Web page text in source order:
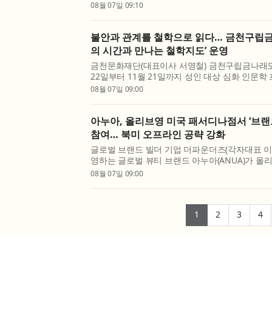
월 한 달간 총상금 2000만원 규모의 ‘판매왕·구매
08월 07일 09:10
불안과 관계를 철학으로 읽다… 금천구립
의 시간과 만나는 철학지도’ 운영
금천문화재단(대표이사 서영철) 금천구립금나래
22일부터 11월 21일까지 성인 대상 심화 인문학
지혜학교 ‘현재의 시간과 만나는 철학지도’를 운
08월 07일 09:00
아누아, 올리브영 미국 패서디나점서 ‘브
참여… 북미 오프라인 공략 강화
글로벌 브랜드 빌더 기업 더파운더즈(각자대표
영하는 글로벌 뷰티 브랜드 아누아(ANUA)가 올
로모션에 참여하며 북미 현지 소비자를 위한 브
08월 07일 09:00
1 (current)
2(current)
3 4